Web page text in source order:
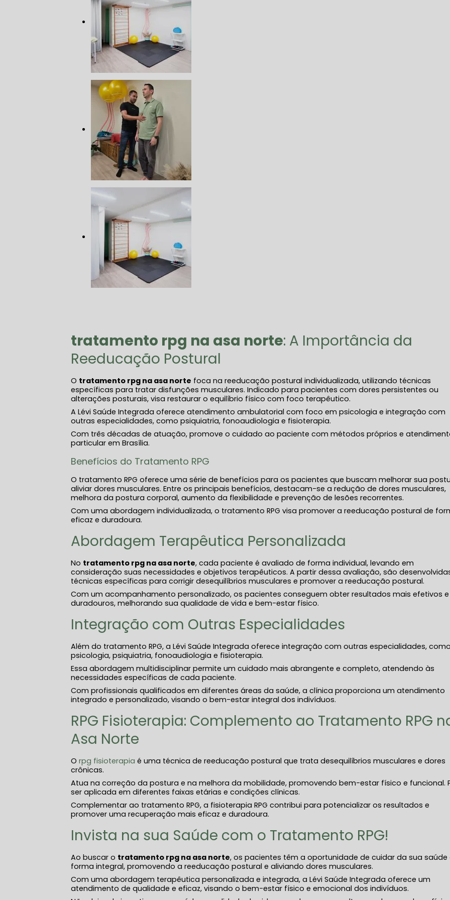
tratamento rpg​ na asa norte: A Importância da
Reeducação Postural
O tratamento rpg​ na asa norte foca na reeducação postural individualizada, utilizando técnicas
específicas para tratar disfunções musculares. Indicado para pacientes com dores persistentes ou
alterações posturais, visa restaurar o equilíbrio físico com foco terapêutico.
A Lévi Saúde Integrada oferece atendimento ambulatorial com foco em psicologia e integração com
outras especialidades, como psiquiatria, fonoaudiologia e fisioterapia.
Com três décadas de atuação, promove o cuidado ao paciente com métodos próprios e
particular em Brasília.
Benefícios do Tratamento RPG
O tratamento RPG oferece uma série de benefícios para os pacientes que buscam melhorar sua
aliviar dores musculares. Entre os principais benefícios, destacam-se a redução de dores musculares,
melhora da postura corporal, aumento da flexibilidade e prevenção de lesões recorrentes.
Com uma abordagem individualizada, o tratamento RPG visa promover a reeducação postural de
eficaz e duradoura.
Abordagem Terapêutica Personalizada
No tratamento rpg​ na asa norte, cada paciente é avaliado de forma individual, levando em
consideração suas necessidades e objetivos terapêuticos. A partir dessa avaliação, são
técnicas específicas para corrigir desequilíbrios musculares e promover a reeducação postural.
Com um acompanhamento personalizado, os pacientes conseguem obter resultados mais efetivos e
duradouros, melhorando sua qualidade de vida e bem-estar físico.
Integração com Outras Especialidades
Além do tratamento RPG, a Lévi Saúde Integrada oferece integração com outras especialidades,
psicologia, psiquiatria, fonoaudiologia e fisioterapia.
Essa abordagem multidisciplinar permite um cuidado mais abrangente e completo, atendendo às
necessidades específicas de cada paciente.
Com profissionais qualificados em diferentes áreas da saúde, a clínica proporciona um atendimento
integrado e personalizado, visando o bem-estar integral dos indivíduos.
RPG Fisioterapia: Complemento ao Tratamento RPG
Asa Norte
Orpg fisioterapia​ é uma técnica de reeducação postural que trata desequilíbrios musculares e dores
crônicas.
Atua na correção da postura e na melhora da mobilidade, promovendo bem-estar físico e funcional.
ser aplicada em diferentes faixas etárias e condições clínicas.
Complementar ao tratamento RPG, a fisioterapia RPG contribui para potencializar os resultados e
promover uma recuperação mais eficaz e duradoura.
Invista na sua Saúde com o Tratamento RPG!
Ao buscar o tratamento rpg​ na asa norte, os pacientes têm a oportunidade de cuidar da sua saúde
forma integral, promovendo a reeducação postural e aliviando dores musculares.
Com uma abordagem terapêutica personalizada e integrada, a Lévi Saúde Integrada oferece um
atendimento de qualidade e eficaz, visando o bem-estar físico e emocional dos indivíduos.